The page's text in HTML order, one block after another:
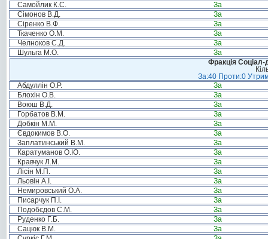
Самойлик К.С.
За
Сімонов В.Д.
За
Сіренко В.Ф.
За
Ткаченко О.М.
За
Челноков С.Д.
За
Шульга М.О.
За
Фракція Соціал-
За:40 Проти:0
Абдуллін О.Р.
За
Блохін О.В.
За
Воюш В.Д.
За
Горбатов В.М.
За
Добкін М.М.
За
Євдокимов В.О.
За
Заплатинський В.М.
За
Каратуманов О.Ю.
За
Кравчук Л.М.
За
Лісін М.П.
За
Льовін А.І.
За
Немировський О.А.
За
Писарчук П.І.
За
Подобєдов С.М.
За
Руденко Г.Б.
За
Сацюк В.М.
За